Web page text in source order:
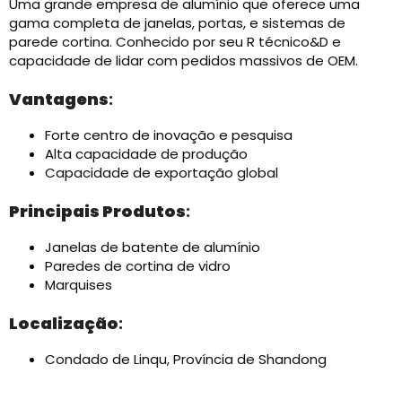
gama completa de janelas, portas, e sistemas de
parede cortina. Conhecido por seu R técnico&D e
capacidade de lidar com pedidos massivos de OEM.
Vantagens:
Forte centro de inovação e pesquisa
Alta capacidade de produção
Capacidade de exportação global
Principais Produtos:
Janelas de batente de alumínio
Paredes de cortina de vidro
Marquises
Localização:
Condado de Linqu, Província de Shandong